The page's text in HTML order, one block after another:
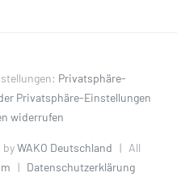
Privatsphäre-
Privatsphäre-Einstellungen
widerrufen
WAKO Deutschland | All
| Datenschutzerklärung